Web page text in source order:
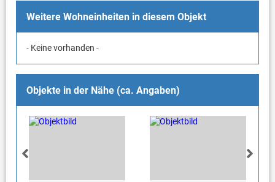
Weitere Wohneinheiten in diesem Objekt
- Keine vorhanden -
Objekte in der Nähe (ca. Angaben)